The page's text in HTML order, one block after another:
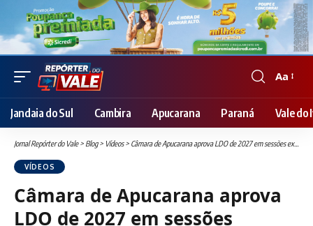
Font
Resizer
Aa
Jandaia do Sul Cambira Apucarana Paraná Vale do
Jornal Repórter do Vale> Blog> Vídeos> Câmara de Apucarana aprova LDO de 2027 em sessões extraordinárias – Fala do vereador Moisés Tavares
VÍDEOS
Câmara de Apucarana aprova
LDO de 2027 em sessões